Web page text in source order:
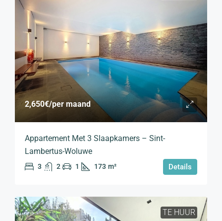
2,650€/per maand
Appartement Met 3 Slaapkamers – Sint-
Lambertus-Woluwe
3 2 1 173 m² Details
TE HUUR